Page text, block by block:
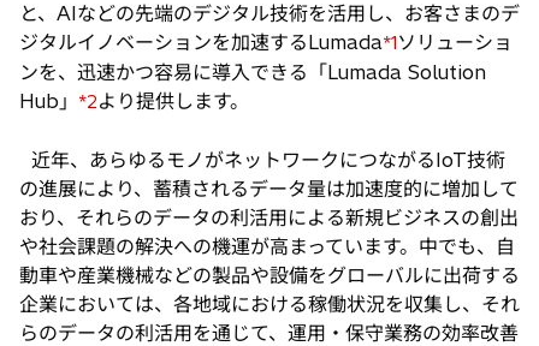
と、AIなどの先端のデジタル技術を活用し、お客さまのデ
ジタルイノベーションを加速するLumada*1ソリューショ
ンを、迅速かつ容易に導入できる「Lumada Solution
Hub」
*2より提供します。
近年、あらゆるモノがネットワークにつながるIoT技術
の進展により、蓄積されるデータ量は加速度的に増加して
おり、それらのデータの利活用による新規ビジネスの創出
や社会課題の解決への機運が高まっています。中でも、自
動車や産業機械などの製品や設備をグローバルに出荷する
企業においては、各地域における稼働状況を収集し、それ
らのデータの利活用を通じて、運用・保守業務の効率改善